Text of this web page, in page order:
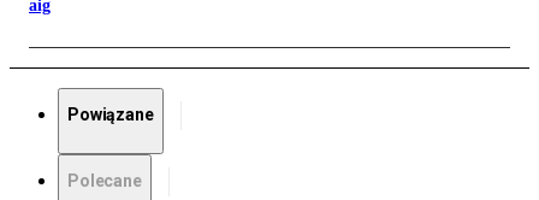
aig
Powiązane
Polecane